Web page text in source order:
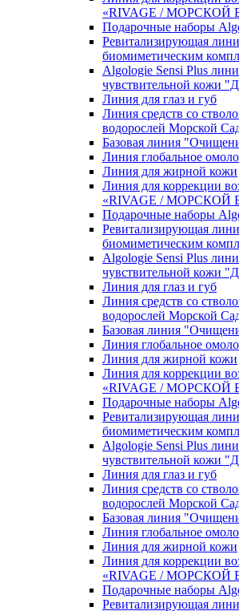
«RIVAGE / МОРСКОЙ
Подарочные наборы
Ревитализирующая
биомиметическим
Algologie Sensi Plus
чувcтвительной кожи
Линия для глаз и губ
Линия средств со
водорослей Морской
Базовая линия
Линия глобальное
Линия для жирной кожи
Линия для коррекции
«RIVAGE / МОРСКОЙ
Подарочные наборы
Ревитализирующая
биомиметическим
Algologie Sensi Plus
чувcтвительной кожи
Линия для глаз и губ
Линия средств со
водорослей Морской
Базовая линия
Линия глобальное
Линия для жирной кожи
Линия для коррекции
«RIVAGE / МОРСКОЙ
Подарочные наборы
Ревитализирующая
биомиметическим
Algologie Sensi Plus
чувcтвительной кожи
Линия для глаз и губ
Линия средств со
водорослей Морской
Базовая линия
Линия глобальное
Линия для жирной кожи
Линия для коррекции
«RIVAGE / МОРСКОЙ
Подарочные наборы
Ревитализирующая